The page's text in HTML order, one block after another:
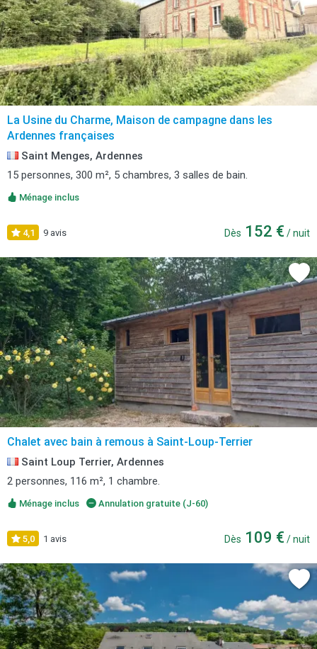
La Usine du Charme, Maison de campagne dans les
Ardennes françaises
Saint Menges, Ardennes
15 personnes, 300 m², 5 chambres, 3 salles de bain.
Ménage inclus
4,1 9 avis Dès 152 € / nuit
Chalet avec bain à remous à Saint-Loup-Terrier
Saint Loup Terrier, Ardennes
2 personnes, 116 m², 1 chambre.
Ménage inclus Annulation gratuite (J-60)
5,0 1 avis Dès 109 € / nuit